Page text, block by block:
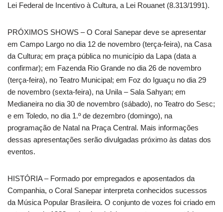
Lei Federal de Incentivo à Cultura, a Lei Rouanet (8.313/1991).
PRÓXIMOS SHOWS – O Coral Sanepar deve se apresentar
em Campo Largo no dia 12 de novembro (terça-feira), na Casa
da Cultura; em praça pública no município da Lapa (data a
confirmar); em Fazenda Rio Grande no dia 26 de novembro
(terça-feira), no Teatro Municipal; em Foz do Iguaçu no dia 29
de novembro (sexta-feira), na Unila – Sala Sahyan; em
Medianeira no dia 30 de novembro (sábado), no Teatro do Sesc;
e em Toledo, no dia 1.º de dezembro (domingo), na
programação de Natal na Praça Central. Mais informações
dessas apresentações serão divulgadas próximo às datas dos
eventos.
HISTÓRIA – Formado por empregados e aposentados da
Companhia, o Coral Sanepar interpreta conhecidos sucessos
da Música Popular Brasileira. O conjunto de vozes foi criado em